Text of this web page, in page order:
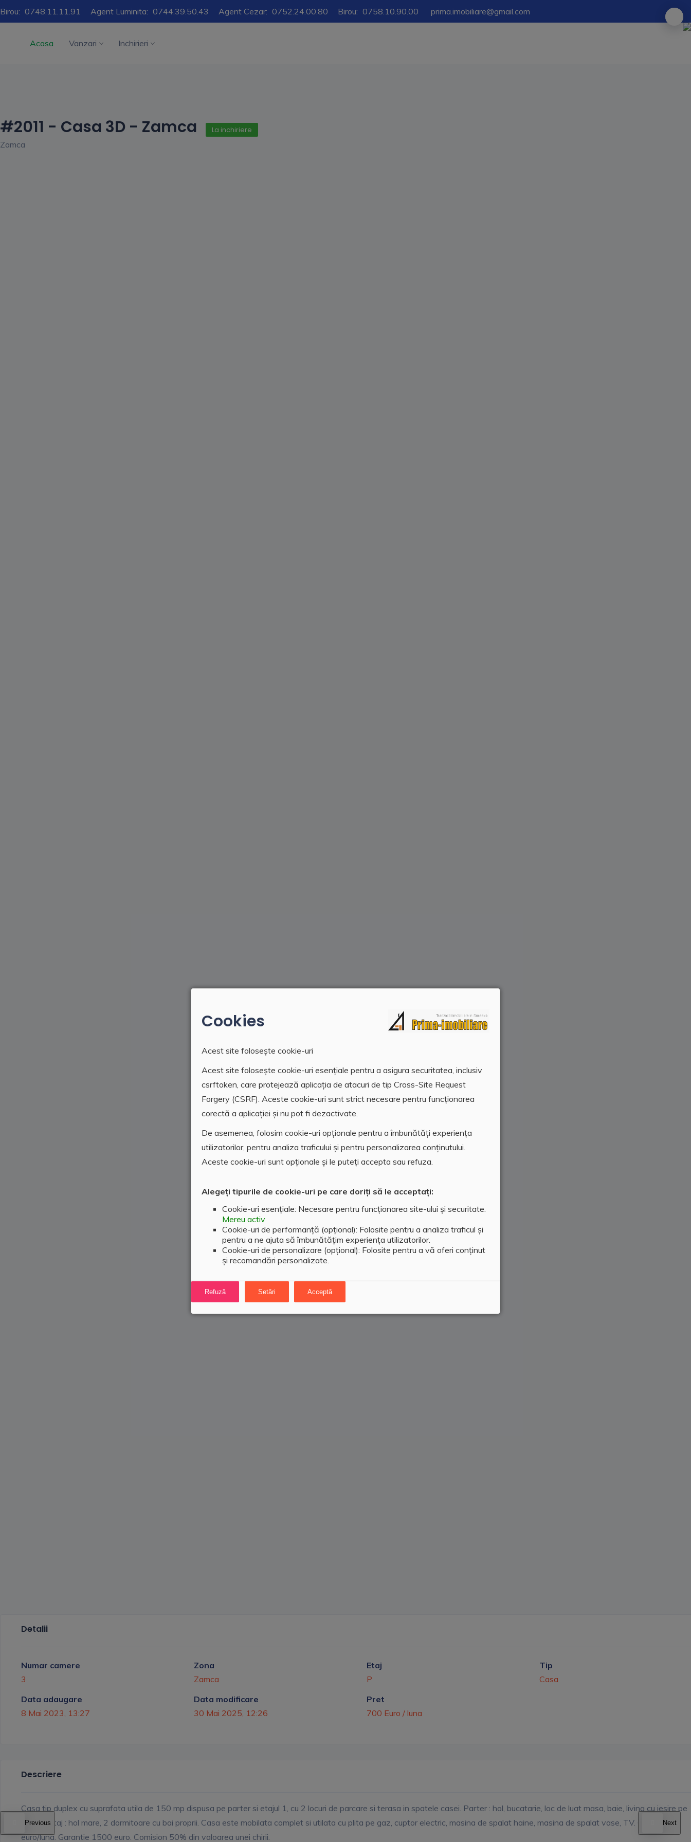
Cookies
Acest site folosește cookie-uri
Acest site folosește cookie-uri esențiale pentru a asigura securitatea, inclusiv
csrftoken, care protejează aplicația de atacuri de tip Cross-Site Request
Forgery (CSRF). Aceste cookie-uri sunt strict necesare pentru funcționarea
corectă a aplicației și nu pot fi dezactivate.
De asemenea, folosim cookie-uri opționale pentru a îmbunătăți experiența
utilizatorilor, pentru analiza traficului și pentru personalizarea conținutului.
Aceste cookie-uri sunt opționale și le puteți accepta sau refuza.
Alegeți tipurile de cookie-uri pe care doriți să le acceptați:
Cookie-uri esențiale: Necesare pentru funcționarea site-ului și securitate.
Mereu activ
Cookie-uri de performanță (opțional): Folosite pentru a analiza traficul și
pentru a ne ajuta să îmbunătățim experiența utilizatorilor.
Cookie-uri de personalizare (opțional): Folosite pentru a vă oferi conținut
și recomandări personalizate.
Refuză Setări Acceptă
Birou: 0748.11.11.91 Agent Luminita: 0744.39.50.43 Agent Cezar: 0752.24.00.80 Birou: 0758.10.90.00 prima.imobiliare@gmail.com
Acasa Vanzari Inchirieri
#2011 - Casa 3D - Zamca La inchiriere
Zamca
Previous Next
Detalii
Numar camere
3
Zona
Zamca
Etaj
P
Tip
Casa
Data adaugare
8 Mai 2023, 13:27
Data modificare
30 Mai 2025, 12:26
Pret
700 Euro / luna
Descriere
Casa tip duplex cu suprafata utila de 150 mp dispusa pe parter si etajul 1, cu 2 locuri de parcare si terasa in spatele casei. Parter : hol, bucatarie, loc de luat masa, baie, living cu iesire pe
terasa. Etaj : hol mare, 2 dormitoare cu bai proprii. Casa este mobilata complet si utilata cu plita pe gaz, cuptor electric, masina de spalat haine, masina de spalat vase, TV. Chirie 700
euro/luna. Garantie 1500 euro. Comision 50% din valoarea unei chirii.